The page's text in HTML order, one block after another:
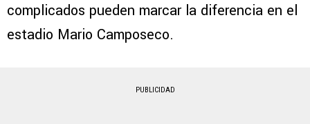
complicados pueden marcar la diferencia en el
estadio Mario Camposeco.
PUBLICIDAD